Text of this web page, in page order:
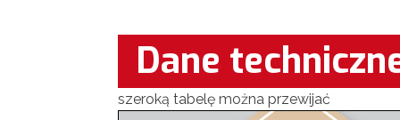
Dane
szeroką tabelę można przewijać